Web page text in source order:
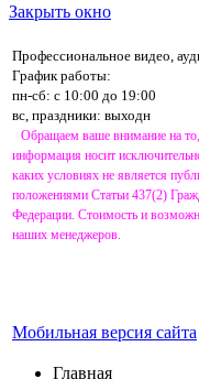
Закрыть окно
Профессиональное видео,
График работы:
пн-сб: с 10:00 до 19:00
вс, праздники: выходн
Обращаем ваше внимание на то,
информация носит
каких условиях не является
положениями Статьи 437(2)
Федерации. Стоимость и
наших менеджеров.
Мобильная версия сайта
Главная